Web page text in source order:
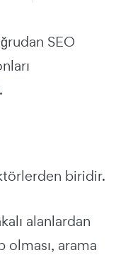
SEO
biridir.
alanlardan
olması, arama